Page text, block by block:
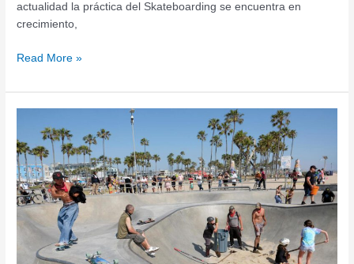
actualidad la práctica del Skateboarding se encuentra en
crecimiento,
Read More »
best
skate
parks
in
the